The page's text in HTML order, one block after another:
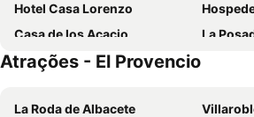
Hotel Casa Lorenzo
Hospederia
Casa de los Acacio
La
El Castillo
Atrações - El Provencio
La Roda de Albacete